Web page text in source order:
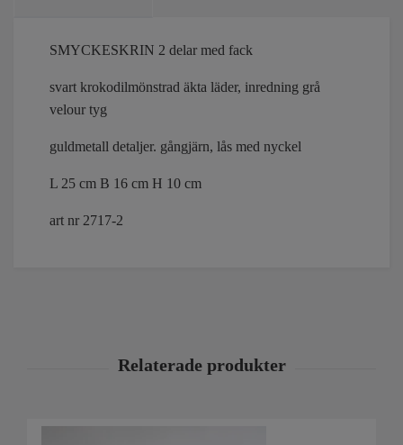
SMYCKESKRIN 2 delar med fack
svart krokodilmönstrad äkta läder, inredning grå
velour tyg
guldmetall detaljer. gångjärn, lås med nyckel
L 25 cm B 16 cm H 10 cm
art nr 2717-2